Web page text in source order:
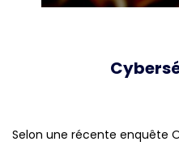
Selon une récente enquête